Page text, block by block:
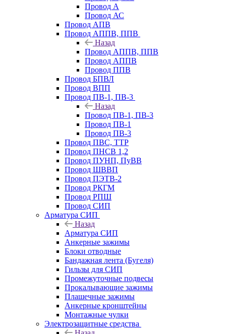
Провод А
Провод АС
Провод АПВ
Провод АППВ, ППВ
Назад
Провод АППВ, ППВ
Провод АППВ
Провод ППВ
Провод БПВЛ
Провод ВПП
Провод ПВ-1, ПВ-3
Назад
Провод ПВ-1, ПВ-3
Провод ПВ-1
Провод ПВ-3
Провод ПВС, ТТР
Провод ПНСВ 1,2
Провод ПУНП, ПуВВ
Провод ШВВП
Провод ПЭТВ-2
Провод РКГМ
Провод РПШ
Провод СИП
Арматура СИП
Назад
Арматура СИП
Анкерные зажимы
Блоки отводные
Бандажная лента (Бугеля)
Гильзы для СИП
Промежуточные подвесы
Прокалывающие зажимы
Плашечные зажимы
Анкерные кронштейны
Монтажные чулки
Электрозащитные средства